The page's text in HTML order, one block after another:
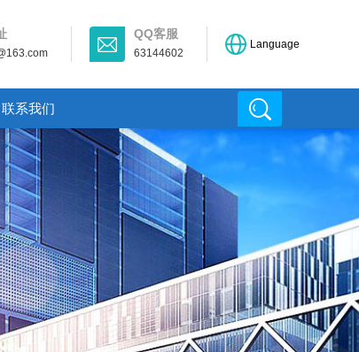
QQ客服
63144602
Language
联系我们